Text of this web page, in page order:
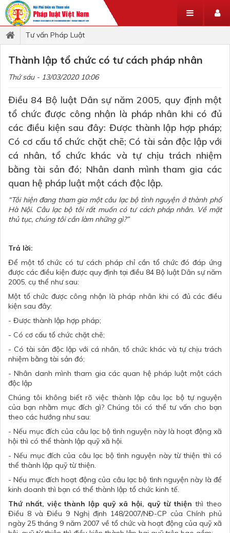
Tư vấn Pháp Luật
Thành lập tổ chức có tư cách pháp nhân
Thứ sáu - 13/03/2020 10:06
Điều 84 Bộ luật Dân sự năm 2005, quy định một
tổ chức được công nhận là pháp nhân khi có đủ
các điều kiện sau đây: Được thành lập hợp pháp;
Có cơ cấu tổ chức chặt chẽ; Có tài sản độc lập với
cá nhân, tổ chức khác và tự chịu trách nhiệm
bằng tài sản đó; Nhân danh mình tham gia các
quan hệ pháp luật một cách độc lập.
“Tôi hiện đang tham gia một câu lạc bộ tình nguyện ở thành phố
Hà Nội. Câu lạc bộ tôi rất muốn có tư cách pháp nhân. Về mặt
thủ tục, chúng tôi cần làm những gì?”
Trả lời:
Để một tổ chức có tư cách pháp chỉ cần tổ chức đó đáp ứng
được các điều kiện được quy định tại điều 84 Bộ luật Dân sự năm
2005, cụ thể như sau:
Một tổ chức được công nhận là pháp nhân khi có đủ các điều
kiện sau đây:
- Được thành lập hợp pháp;
- Có cơ cấu tổ chức chặt chẽ;
- Có tài sản độc lập với cá nhân, tổ chức khác và tự chịu trách
nhiệm bằng tài sản đó;
- Nhân danh mình tham gia các quan hệ pháp luật một cách
độc lập
Chúng tôi không biết rõ việc thành lập câu lạc bộ tự nguyện
của bạn nhằm mục đích gì? Chúng tôi có thể tư vấn cho bạn
theo các hướng như sau:
- Nếu mục đích của câu lạc bộ tình nguyện này là hoạt động xã
hội thì có thể thành lập quỹ xã hội.
- Nếu mục đích của câu lạc bộ tình nguyện này từ thiện thì có
thể thành lập quỹ từ thiện.
- Nếu mục đích hoạt động của câu lạc bộ tình nguyện này là để
kinh doanh thì bạn có thể thành lập tổ chức kinh tế.
Thứ nhất, việc thành lập quỹ xã hội, quỹ từ thiện thì theo
Điều 8 và Điều 9 Nghị định 148/2007/NĐ-CP của Chính phủ
ngày 25 tháng 9 năm 2007 về tổ chức và hoạt động của quỹ xã